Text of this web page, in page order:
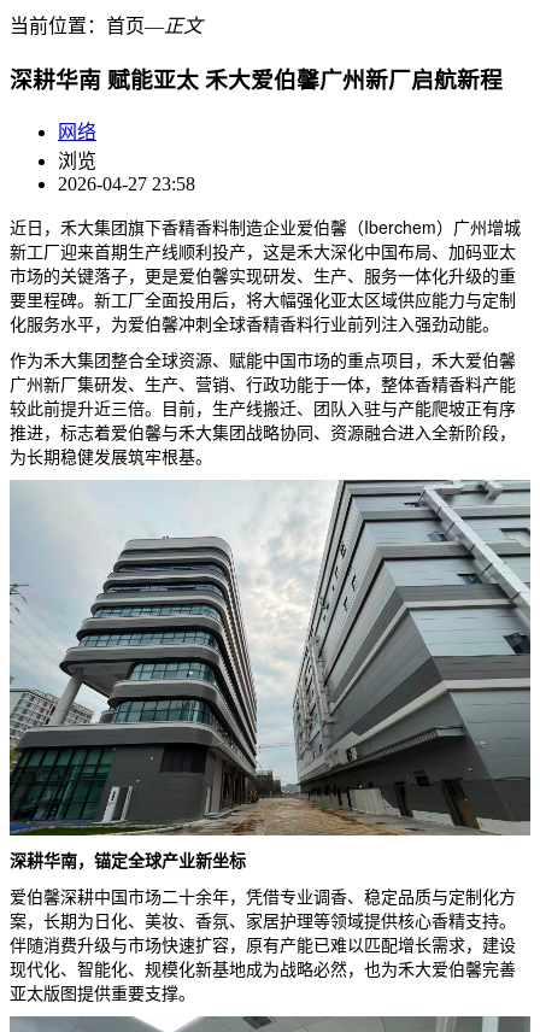
当前位置： 首页―正文
深耕华南 赋能亚太 禾大爱伯馨广州新厂启航新程
网络
浏览
2026-04-27 23:58
近日，禾大集团旗下香精香料制造企业爱伯馨（Iberchem）广州增城
新工厂迎来首期生产线顺利投产，这是禾大深化中国布局、加码亚太
市场的关键落子，更是爱伯馨实现研发、生产、服务一体化升级的重
要里程碑。新工厂全面投用后，将大幅强化亚太区域供应能力与定制
化服务水平，为爱伯馨冲刺全球香精香料行业前列注入强劲动能。
作为禾大集团整合全球资源、赋能中国市场的重点项目，禾大爱伯馨
广州新厂集研发、生产、营销、行政功能于一体，整体香精香料产能
较此前提升近三倍。目前，生产线搬迁、团队入驻与产能爬坡正有序
推进，标志着爱伯馨与禾大集团战略协同、资源融合进入全新阶段，
为长期稳健发展筑牢根基。
深耕华南，锚定全球产业新坐标
爱伯馨深耕中国市场二十余年，凭借专业调香、稳定品质与定制化方
案，长期为日化、美妆、香氛、家居护理等领域提供核心香精支持。
伴随消费升级与市场快速扩容，原有产能已难以匹配增长需求，建设
现代化、智能化、规模化新基地成为战略必然，也为禾大爱伯馨完善
亚太版图提供重要支撑。